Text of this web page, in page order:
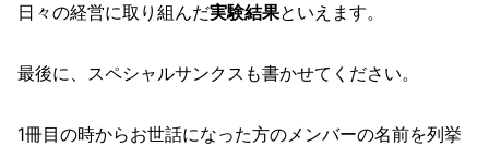
日々の経営に取り組んだ実験結果といえます。
最後に、スペシャルサンクスも書かせてください。
1冊目の時からお世話になった方のメンバーの名前を列挙